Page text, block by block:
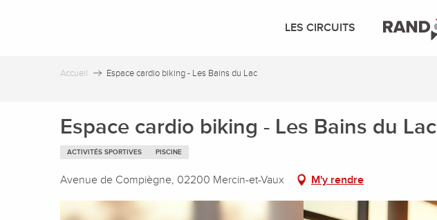
LES CIRCUITS
Accueil Espace cardio biking - Les Bains du Lac
Espace cardio biking - Les Bains du Lac
ACTIVITÉS SPORTIVES PISCINE
Avenue de Compiègne, 02200 Mercin-et-Vaux M'y rendre